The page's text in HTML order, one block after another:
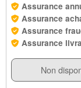
Assurance
Assurance
Assurance
Assurance
Non